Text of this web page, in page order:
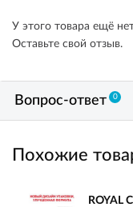
У этого товара ещё
Оставьте свой отзыв.
Вопрос-ответ 0
Похожие
ROYAL